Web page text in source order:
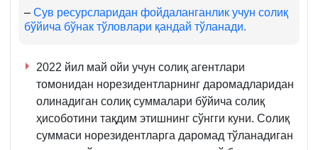
– Сув ресурсларидан фойдаланганлик учун солиқ
бўйича бўнак тўловлари қандай тўланади.
2022 йил май ойи учун солиқ агентлари
томонидан норезидентларнинг даромадларидан
олинадиган солиқ суммалари бўйича солиқ
ҳисоботини тақдим этишнинг сўнгги куни. Солиқ
суммаси норезидентларга даромад тўланадиган